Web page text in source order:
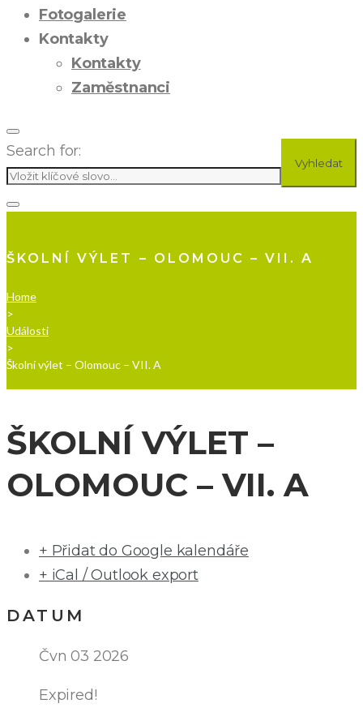
Fotogalerie
Kontakty
Kontakty
Zaměstnanci
Search for:
Vyhledat
ŠKOLNÍ VÝLET – OLOMOUC – VII. A
Home
>
Události
>
Školní výlet – Olomouc – VII. A
ŠKOLNÍ VÝLET –
OLOMOUC – VII. A
+ Přidat do Google kalendáře
+ iCal / Outlook export
DATUM
Čvn 03 2026
Expired!